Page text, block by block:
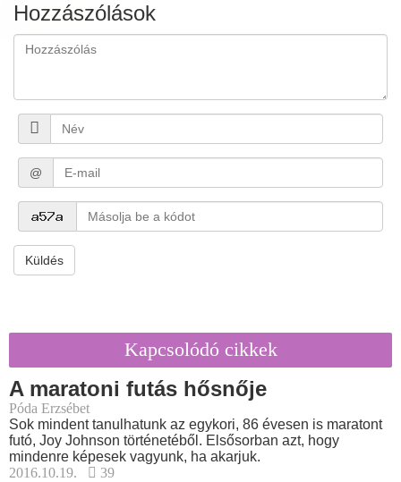
Hozzászólások
@
Küldés
Kapcsolódó cikkek
A maratoni futás hősnője
Póda Erzsébet
Sok mindent tanulhatunk az egykori, 86 évesen is maratont
futó, Joy Johnson történetéből. Elsősorban azt, hogy
mindenre képesek vagyunk, ha akarjuk.
2016.10.19.
39